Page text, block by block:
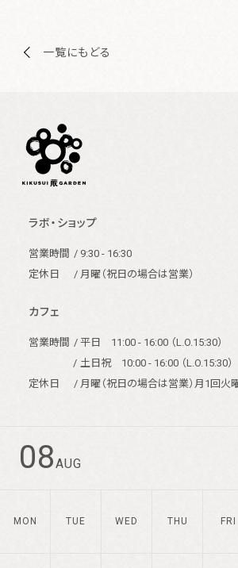
一覧にもどる
ラボ・ショップ
営業時間 / 9:30 - 16:30
定休日
/ 月曜（祝日の場合は営業）
カフェ
営業時間 / 平日 11:00 - 16:00 （L.O.15:30）
/ 土日祝 10:00 - 16:00 （L.O.15:30）
定休日
/ 月曜（祝日の場合は営業）月1回火
08AUG
MON TUE WED THU FRI